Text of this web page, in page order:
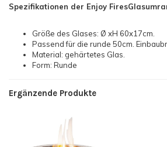
Spezifikationen der Enjoy Fires
Größe des Glases: Ø xH 60x17cm.
Passend für die runde 50cm.
Material: gehärtetes Glas.
Form: Runde
Ergänzende Produkte